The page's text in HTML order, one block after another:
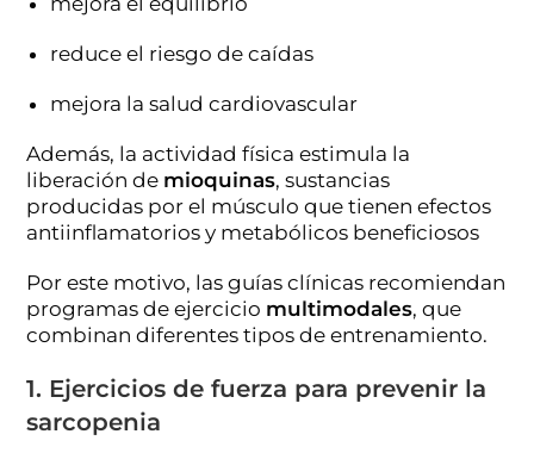
reduce el riesgo de caídas
mejora la salud cardiovascular
Además, la actividad física estimula la
liberación de mioquinas, sustancias
producidas por el músculo que tienen efectos
antiinflamatorios y metabólicos beneficiosos
Por este motivo, las guías clínicas recomiendan
programas de ejercicio multimodales, que
combinan diferentes tipos de entrenamiento.
1. Ejercicios de fuerza para prevenir la
sarcopenia